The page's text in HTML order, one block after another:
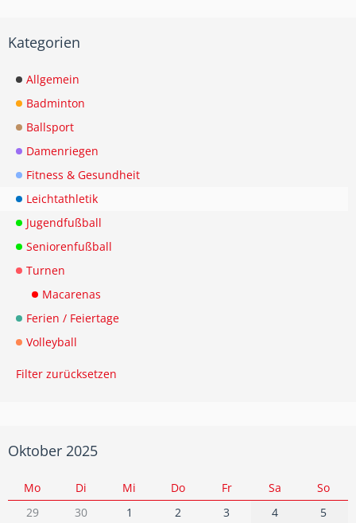
Kategorien
Allgemein
Badminton
Ballsport
Damenriegen
Fitness & Gesundheit
Leichtathletik
Jugendfußball
Seniorenfußball
Turnen
Macarenas
Ferien / Feiertage
Volleyball
Filter zurücksetzen
Oktober 2025
Mo Di Mi Do Fr Sa
So
29
30 1 2 3 4
5